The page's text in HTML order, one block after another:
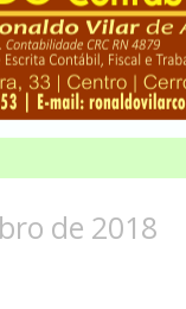
de 2018